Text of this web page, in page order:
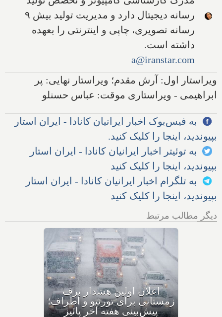
رسانه دیجیتال دارد و مدیریت تولید بیش ۹
رسانه تصویری، چاپی و اینترنتی را بعهده
داشته است.
a@iranstar.com
ویراستار اول: آرش مقدم؛ ویراستار نهایی: پر
ابراهیمی - ویراستاری موقت: عباس حسنلو
به فیس‌بوک اخبار ایرانیان کانادا - ایران استار
بپیوندید، اینجا را کلیک کنید.
به توئیتر اخبار ایرانیان کانادا - ایران استار
بپیوندید، اینجا را کلیک کنید
به تلگرام اخبار ایرانیان کانادا - ایران استار
بپیوندید، اینجا را کلیک کنید
دیگر مطالب مرتبط
اولین بارش برف سنگین
زمستانی، مونترال و شرق
کانادا را در نوردید